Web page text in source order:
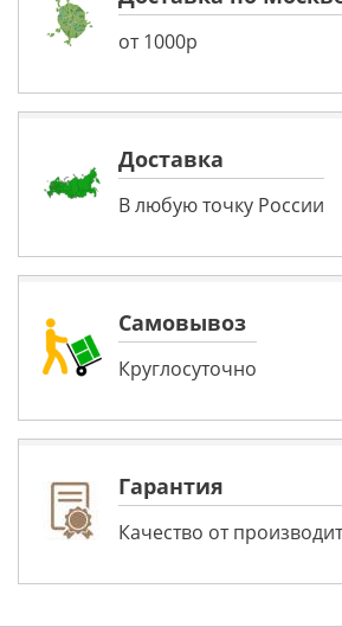
от 1000р
Доставка
В любую точку России
Самовывоз
Круглосуточно
Гарантия
Качество от